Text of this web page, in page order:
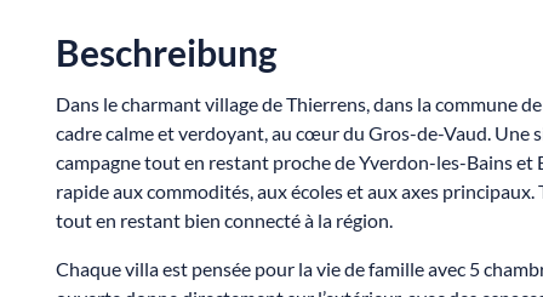
Beschreibung
Dans le charmant village de Thierrens, dans la commune
cadre calme et verdoyant, au cœur du Gros-de-Vaud. Une
campagne tout en restant proche de Yverdon-les-Bains et
rapide aux commodités, aux écoles et aux axes
tout en restant bien connecté à la région.
Chaque villa est pensée pour la vie de famille avec 5